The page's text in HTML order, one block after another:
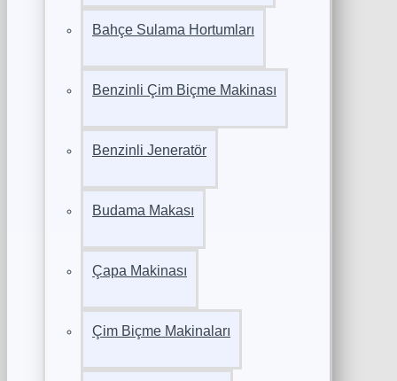
Bahçe Sulama Hortumları
Benzinli Çim Biçme Makinası
Benzinli Jeneratör
Budama Makası
Çapa Makinası
Çim Biçme Makinaları